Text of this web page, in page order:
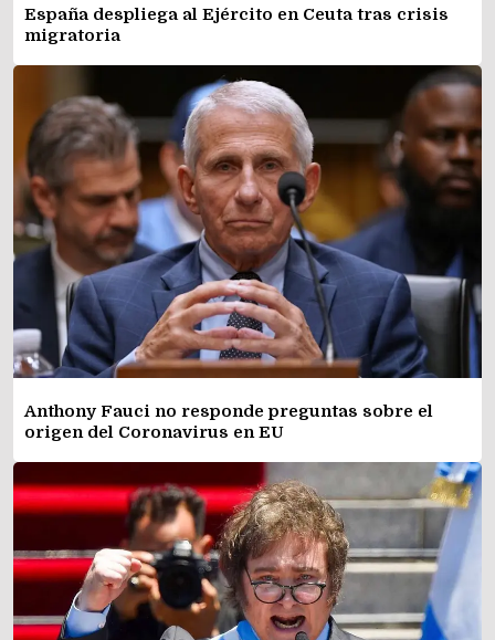
España despliega al Ejército en Ceuta tras crisis
migratoria
Anthony Fauci no responde preguntas sobre el
origen del Coronavirus en EU